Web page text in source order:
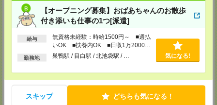
【オープニング募集】おばあちゃんのお散歩
付き添いも仕事の1つ[派遣]
給与
無資格未経験：時給1500円～ ■週払
いOK ■扶養内OK ■日収1万2000円
以上
勤務地 巣鴨駅 / 目白駅 / 北池袋駅 / … 気になる!
スキップ どちらも気になる！
〒220-8136
神奈川県横浜市西区みなとみらい 2-2-1 横浜ランドマークタワー36F
TEL：0120-659-459
MAIL：CS_YOKOHAMA@manpowergroup.jp
〒330-0854 埼玉県さいたま市大宮区桜木町 1-10-16 シーノ大宮ノース
TEL：0120-769-355
MAIL：CS_OMIYA@manpowergroup.jp
担当：採用担当
CS高崎支店